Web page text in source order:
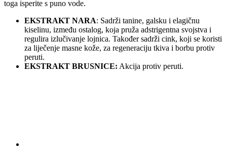
toga isperite s puno vode.
EKSTRAKT NARA: Sadrži tanine, galsku i elagičnu
kiselinu, između ostalog, koja pruža adstrigentna svojstva i
regulira izlučivanje lojnica. Također sadrži cink, koji se koristi
za liječenje masne kože, za regeneraciju tkiva i borbu protiv
peruti.
EKSTRAKT BRUSNICE: Akcija protiv peruti.